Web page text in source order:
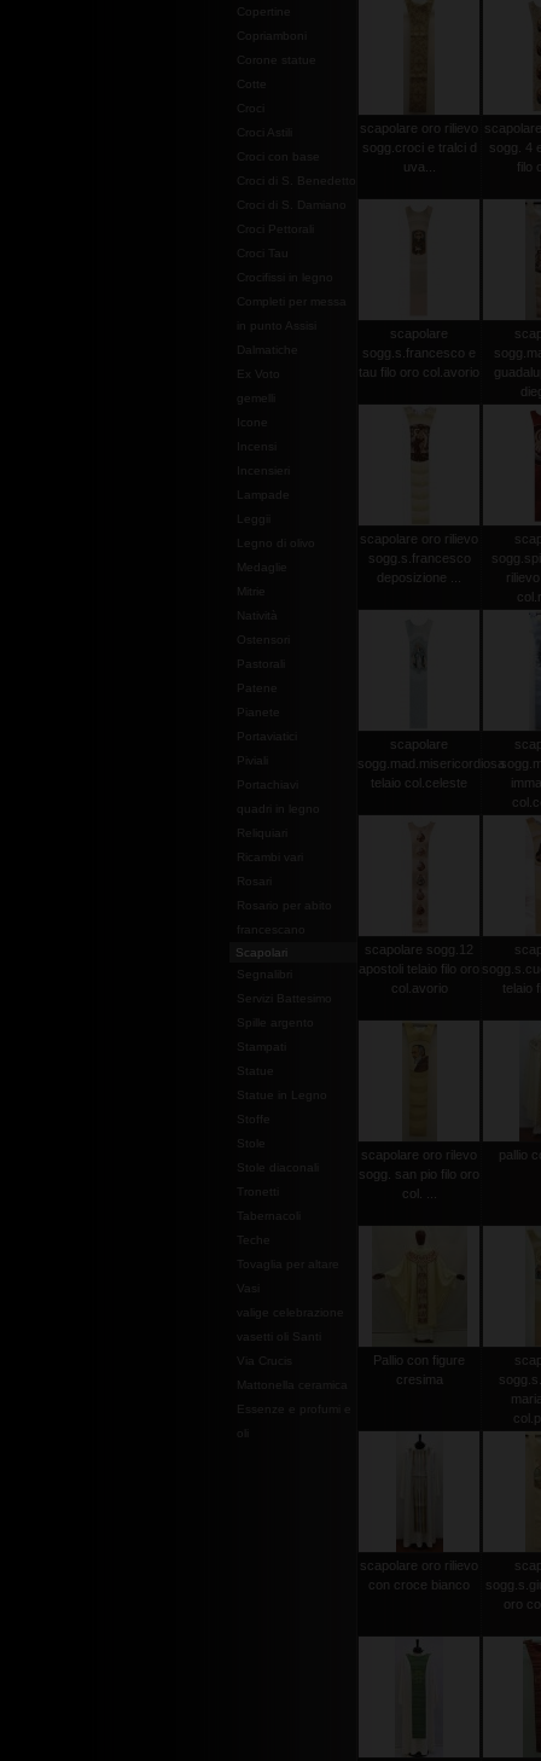
Copertine
Copriamboni
Corone statue
Cotte
Croci
Croci Astili
Croci con base
Croci di S. Benedetto
Croci di S. Damiano
Croci Pettorali
Croci Tau
Crocifissi in legno
Completi per messa
in punto Assisi
Dalmatiche
Ex Voto
gemelli
Leggii
Legno di olivo
Medaglie
Mitrie
Natività
Ostensori
Pastorali
Patene
Pianete
Portaviatici
Piviali
Portachiavi
quadri in legno
Reliquiari
Ricambi vari
Rosari
Rosario per abito
francescano
Scapolari
Segnalibri
Servizi Battesimo
Spille argento
Stampati
Statue
Statue in Legno
Stoffe
Stole
Stole diaconali
Tabernacoli
valige celebrazione
Mattonella ceramica
Essenze e profumi e
scapolare oro rilievo
sogg.croci e tralci d
uva...
sogg. 4
filo
scapolare
sogg.s.francesco e
tau filo oro col.avorio
scapolare oro rilievo
sogg.s.francesco
deposizione ...
scapolare
sogg.mad.misericordiosa
telaio col.celeste
scapolare sogg.12
apostoli telaio filo oro
col.avorio
telaio
scapolare oro rilevo
sogg. san pio filo oro
col. ...
pallio
Pallio con figure
cresima
scapolare oro rilievo
con croce bianco
oro